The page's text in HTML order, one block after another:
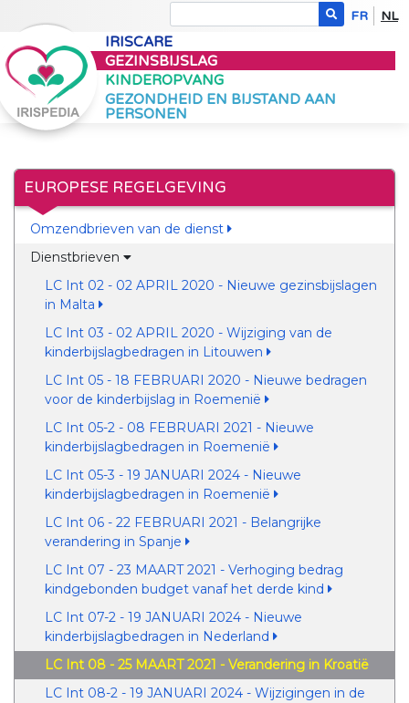
FR NL
IRISCARE
GEZINSBIJSLAG
KINDEROPVANG
GEZONDHEID EN BIJSTAND AAN
PERSONEN
EUROPESE REGELGEVING
Omzendbrieven van de dienst
Dienstbrieven
LC Int 02 - 02 APRIL 2020 - Nieuwe gezinsbijslagen
in Malta
LC Int 03 - 02 APRIL 2020 - Wijziging van de
kinderbijslagbedragen in Litouwen
LC Int 05 - 18 FEBRUARI 2020 - Nieuwe bedragen
voor de kinderbijslag in Roemenië
LC Int 05-2 - 08 FEBRUARI 2021 - Nieuwe
kinderbijslagbedragen in Roemenië
LC Int 05-3 - 19 JANUARI 2024 - Nieuwe
kinderbijslagbedragen in Roemenië
LC Int 06 - 22 FEBRUARI 2021 - Belangrijke
verandering in Spanje
LC Int 07 - 23 MAART 2021 - Verhoging bedrag
kindgebonden budget vanaf het derde kind
LC Int 07-2 - 19 JANUARI 2024 - Nieuwe
kinderbijslagbedragen in Nederland
LC Int 08 - 25 MAART 2021 - Verandering in Kroatië
LC Int 08-2 - 19 JANUARI 2024 - Wijzigingen in de